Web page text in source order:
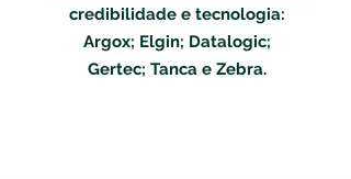
credibilidade e tecnologia:
Argox; Elgin; Datalogic;
Gertec; Tanca e Zebra.